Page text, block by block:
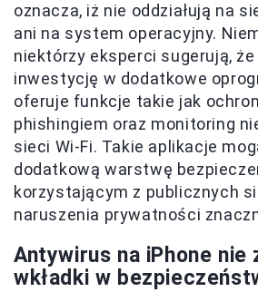
oznacza, iż nie oddziałują na
ani na system operacyjny.
niektórzy eksperci sugerują,
inwestycję w dodatkowe
oferuje funkcje takie jak
phishingiem oraz monitoring
sieci Wi-Fi. Takie aplikacje
dodatkową warstwę
korzystającym z publicznych
naruszenia prywatności
Antywirus na iPhone nie
wkładki w